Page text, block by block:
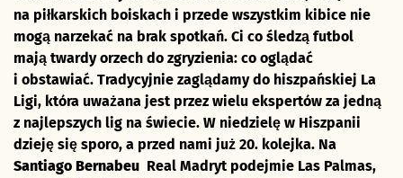
na piłkarskich boiskach i przede wszystkim kibice nie
mogą narzekać na brak spotkań. Ci co śledzą futbol
mają twardy orzech do zgryzienia: co oglądać
i obstawiać. Tradycyjnie zaglądamy do hiszpańskiej La
Ligi, która uważana jest przez wielu ekspertów za jedną
z najlepszych lig na świecie. W niedzielę w Hiszpanii
dzieję się sporo, a przed nami już 20. kolejka. Na
Santiago Bernabeu Real Madryt podejmie Las Palmas,